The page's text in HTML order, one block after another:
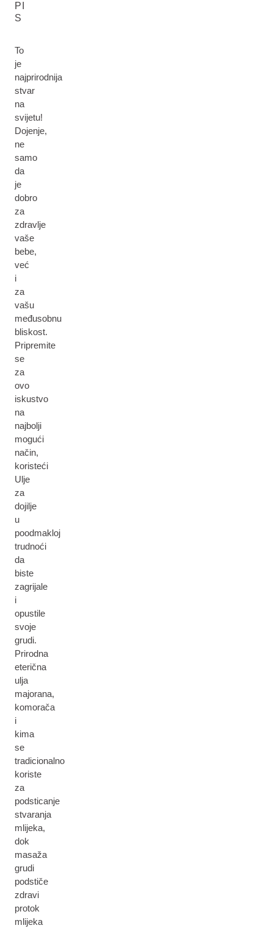
PI
S
To
je
najprirodnija
stvar
na
svijetu!
Dojenje,
ne
samo
da
je
dobro
za
zdravlje
vaše
bebe,
već
i
za
vašu
međusobnu
bliskost.
Pripremite
se
za
ovo
iskustvo
na
najbolji
mogući
način,
koristeći
Ulje
za
dojilje
u
poodmakloj
trudnoći
da
biste
zagrijale
i
opustile
svoje
grudi.
Prirodna
eterična
ulja
majorana,
komorača
i
kima
se
tradicionalno
koriste
za
podsticanje
stvaranja
mlijeka,
dok
masaža
grudi
podstiče
zdravi
protok
mlijeka